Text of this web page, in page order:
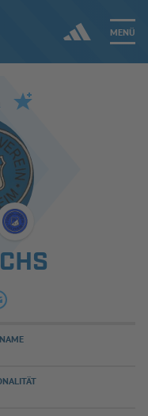
MENÜ
Jetzt einloggen